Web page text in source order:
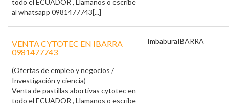
todo el ECUADOR , Llamanos o escribe
al whatsapp 0981477743[...]
VENTA CYTOTEC EN IBARRA
0981477743
(Ofertas de empleo y negocios /
Investigación y ciencia)
Venta de pastillas abortivas cytotec en
todo el ECUADOR , Llamanos o escribe
ImbaburaIBARRA